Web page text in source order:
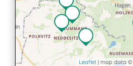
Leaflet | map data ©